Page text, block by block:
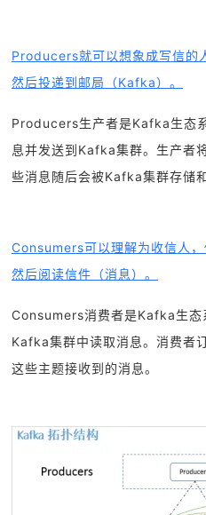
Producers就可以想象成写信的
然后投递到邮局（Kafka）。
Producers生产者是Kafka生态
息并发送到Kafka集群。生产者
些消息随后会被Kafka集群存储和
Consumers可以理解为收信人
然后阅读信件（消息）。
Consumers消费者是Kafka生态
Kafka集群中读取消息。消费者
这些主题接收到的消息。